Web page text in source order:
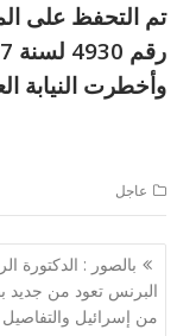
تم التحفظ على
وأخطرت النيابة
عاجل
تصفّح
المقالات
بالصور : الدكتورة
البرنس تعود من جديد
من إسرائيل